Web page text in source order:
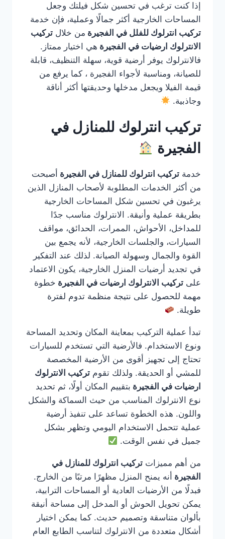
إذا كنت ترغب في تحسين شكل فيلتك وجعل
المساحات الخارجية أكثر جمالًا وعملية، فإن خدمة
تركيب انترلوك للفلل في الفجيرة من خلال تركيب
الانترلوك ارضيات في الفجيرة هي اختيار ممتاز.
فالانترلوك يوفر أرضية قوية، سهلة التنظيف، قابلة
للصيانة، ومناسبة لأجواء الفجيرة ، كما يرفع من
قيمة الفيلا ويجعل مدخلها وحديقتها أكثر أناقة
وجاذبية.
تركيب انترلوك للمنازل في
الفجيرة
خدمة تركيب انترلوك للمنازل في الفجيرة أصبحت
من أكثر الخدمات المطلوبة لأصحاب المنازل الذين
يرغبون في تحسين شكل المساحات الخارجية
بطريقة عملية وأنيقة. الانترلوك مناسب جدًا
للمداخل، الأحواش، الممرات، الحدائق، مواقف
السيارات، والجلسات الخارجية، لأنه يجمع بين
القوة والجمال وسهولة الصيانة. لذلك عند التفكير
في تجديد أرضيات المنزل الخارجية، يكون الاعتماد
على تركيب الانترلوك ارضيات في الفجيرة خطوة
مهمة للحصول على نتيجة منظمة تدوم لفترة
طويلة.
تبدأ عملية التركيب بمعاينة المكان وتحديد المساحة
ونوع الاستخدام. فالأرضية التي تستخدم للسيارات
تحتاج إلى تجهيز أقوى من الأرضية المخصصة
للمشي أو الحديقة. ولذلك تقوم تركيب الانترلوك
ارضيات في الفجيرة بتقييم المكان أولًا، ثم تحديد
نوع الانترلوك المناسب من حيث السماكة والشكل
واللون. هذه الخطوة تساعد على تنفيذ أرضية
عملية تتحمل الاستخدام اليومي وتظهر بشكل
جميل في نفس الوقت.
من أهم مميزات تركيب انترلوك للمنازل في
الفجيرة أنه يمنح المنزل مظهرًا مرتبًا من الخارج.
فبدلًا من الأرضيات العادية أو المساحات الترابية،
يمكن تحويل الحوش أو المدخل إلى مساحة أنيقة
بألوان متناسقة وتصميم حديث. كما يمكن اختيار
أشكال متعددة من الانترلوك لتناسب الطابع العام